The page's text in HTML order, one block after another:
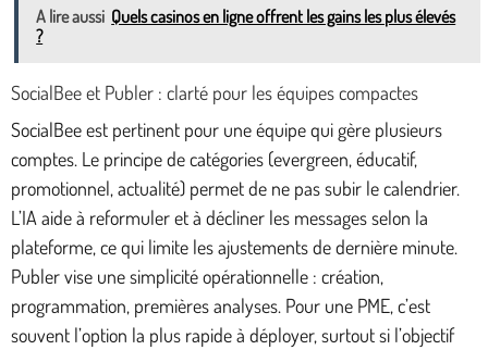
A lire aussi Quels casinos en ligne offrent les gains les plus élevés
?
SocialBee et Publer : clarté pour les équipes compactes
SocialBee est pertinent pour une équipe qui gère plusieurs
comptes. Le principe de catégories (evergreen, éducatif,
promotionnel, actualité) permet de ne pas subir le calendrier.
L’IA aide à reformuler et à décliner les messages selon la
plateforme, ce qui limite les ajustements de dernière minute.
Publer vise une simplicité opérationnelle : création,
programmation, premières analyses. Pour une PME, c’est
souvent l’option la plus rapide à déployer, surtout si l’objectif